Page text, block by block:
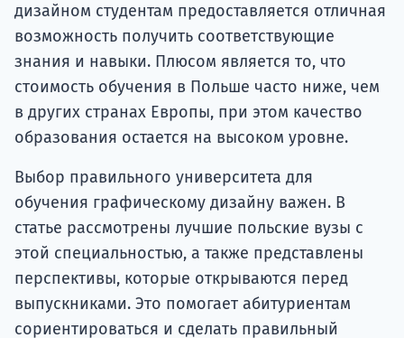
дизайном студентам предоставляется отличная
возможность получить соответствующие
знания и навыки. Плюсом является то, что
стоимость обучения в Польше часто ниже, чем
в других странах Европы, при этом качество
образования остается на высоком уровне.
Выбор правильного университета для
обучения графическому дизайну важен. В
статье рассмотрены лучшие польские вузы с
этой специальностью, а также представлены
перспективы, которые открываются перед
выпускниками. Это помогает абитуриентам
сориентироваться и сделать правильный